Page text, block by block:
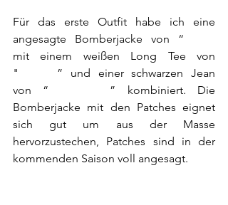
Für das erste Outfit habe ich eine
angesagte Bomberjacke von “
mit einem weißen Long Tee von
"
” und einer schwarzen Jean
von “
” kombiniert. Die
Bomberjacke mit den Patches eignet
sich gut um aus der Masse
hervorzustechen, Patches sind in der
kommenden Saison voll angesagt.